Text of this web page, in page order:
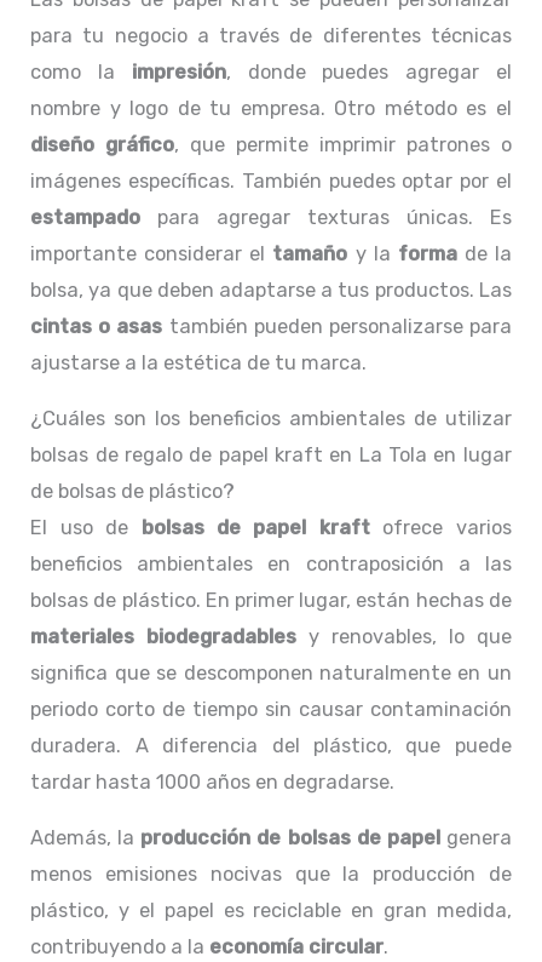
para tu negocio a través de diferentes técnicas
como la impresión, donde puedes agregar el
nombre y logo de tu empresa. Otro método es el
diseño gráfico, que permite imprimir patrones o
imágenes específicas. También puedes optar por el
estampado para agregar texturas únicas. Es
importante considerar el tamaño y la formade la
bolsa, ya que deben adaptarse a tus productos. Las
cintas o asas también pueden personalizarse para
ajustarse a la estética de tu marca.
¿Cuáles son los beneficios ambientales de utilizar
bolsas de regalo de papel kraft en La Tola en lugar
de bolsas de plástico?
El uso de bolsas de papel kraftofrece varios
beneficios ambientales en contraposición a las
bolsas de plástico. En primer lugar, están hechas de
materiales biodegradables y renovables, lo que
significa que se descomponen naturalmente en un
periodo corto de tiempo sin causar contaminación
duradera. A diferencia del plástico, que puede
tardar hasta 1000 años en degradarse.
Además, la producción de bolsas de papel genera
menos emisiones nocivas que la producción de
plástico, y el papel es reciclable en gran medida,
contribuyendo a la economía circular.